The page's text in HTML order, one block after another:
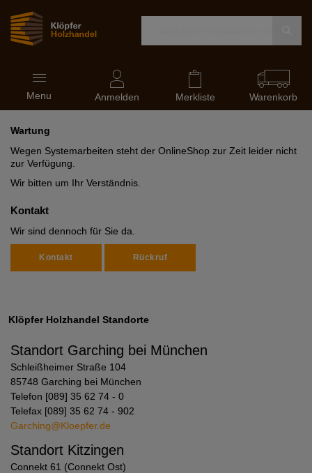
Navigation
ein-
und
Menu Anmelden Merkliste Warenkorb
Wartung
Wegen Systemarbeiten steht der OnlineShop zur Zeit leider nicht
zur Verfügung.
Wir bitten um Ihr Verständnis.
Kontakt
Wir sind dennoch für Sie da.
Kontakt Rückruf
Klöpfer Holzhandel Standorte
Standort Garching bei München
Schleißheimer Straße 104
85748 Garching bei München
Telefon [089] 35 62 74 - 0
Telefax [089] 35 62 74 - 902
Garching@Kloepfer.de
Standort Kitzingen
Connekt 61 (Connekt Ost)